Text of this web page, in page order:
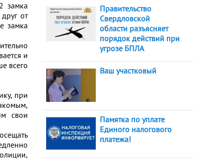
замка
от
замка
и
всего
при
свои
Правительство
Свердловской
области разъясняет
порядок действий при
угрозе БПЛА
Ваш участковый
Памятка по уплате
Единого налогового
платежа!